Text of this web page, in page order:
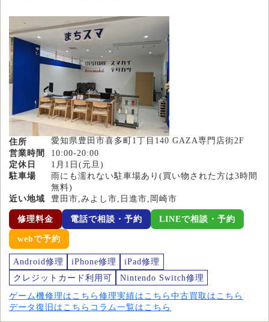
住所
愛知県豊田市喜多町1丁目140 GAZA専門店街2F
営業時間
10:00-20:00
定休日
1月1日(元旦)
駐車場
雨にも濡れない駐車場あり(買い物された方は3時間
無料)
近い地域
豊田市,みよし市,日進市,岡崎市
修理料金 電話で相談・予約 LINEで相談・予約
webで予約
Android修理 iPhone修理
iPad修理
クレジットカード利用可
Nintendo Switch修理
ゲーム機修理はこちら 修理実績はこちら 中古買取はこちら
データ復旧はこちら コラム一覧はこちら